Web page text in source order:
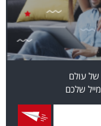
של עולם
שלכם